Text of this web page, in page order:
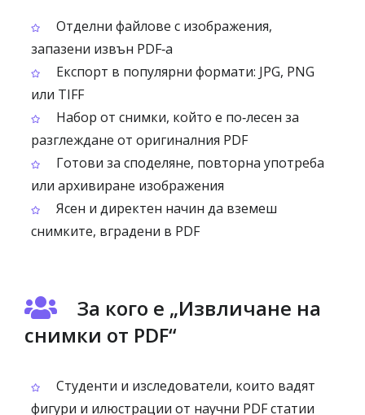
Отделни файлове с изображения,
запазени извън PDF‑а
Експорт в популярни формати: JPG, PNG
или TIFF
Набор от снимки, който е по‑лесен за
разглеждане от оригиналния PDF
Готови за споделяне, повторна употреба
или архивиране изображения
Ясен и директен начин да вземеш
снимките, вградени в PDF
За кого е „Извличане на
снимки от PDF“
Студенти и изследователи, които вадят
фигури и илюстрации от научни PDF статии